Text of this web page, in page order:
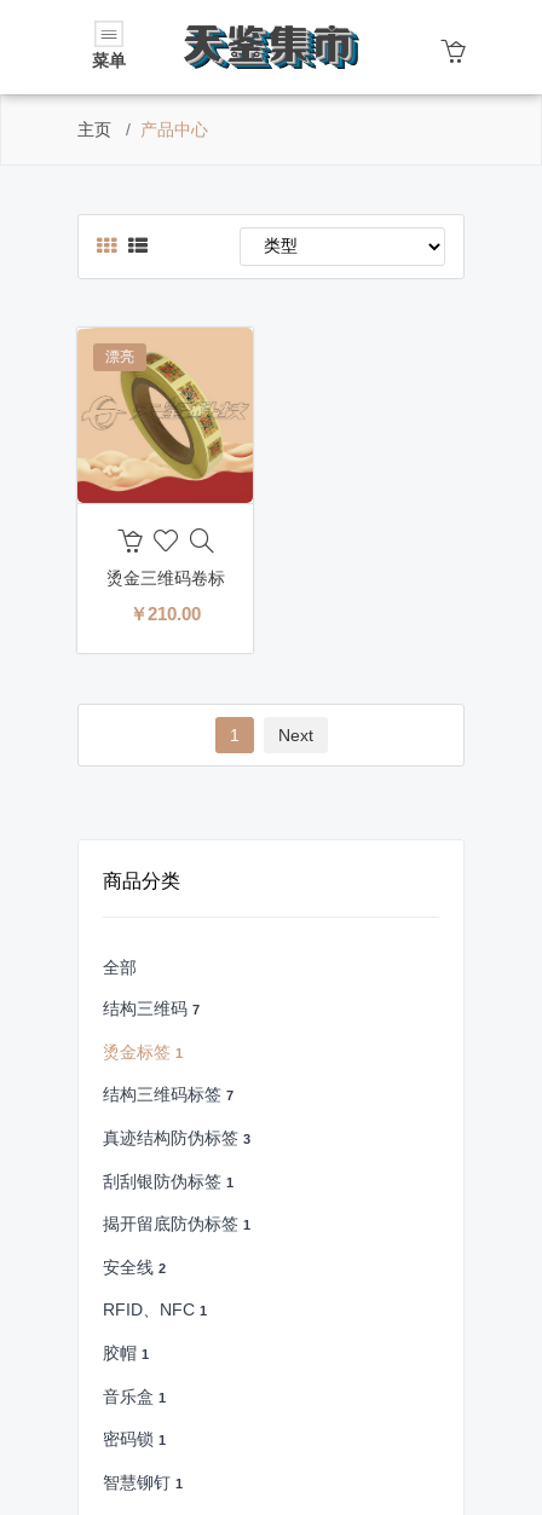
菜单
主页 产品中心
商品分类
全部
结构三维码 7
烫金标签 1
结构三维码标签 7
真迹结构防伪标签 3
刮刮银防伪标签 1
揭开留底防伪标签 1
安全线 2
RFID、NFC 1
胶帽 1
音乐盒 1
密码锁 1
智慧铆钉 1
漂亮
烫金三维码卷标
￥210.00
1 Next